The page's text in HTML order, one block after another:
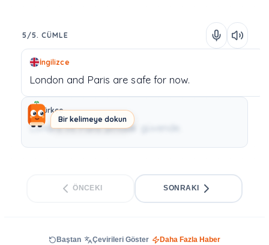
Bir kelimeye dokun
5/5. CÜMLE
İngilizce
London and Paris are safe for now.
Türkçe
Londra ve Paris şimdilik güvende.
ÖNCEKI SONRAKI
Baştan Çevirileri Göster Daha Fazla Haber